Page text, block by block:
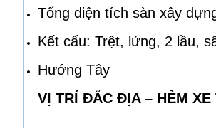
Tổng diện tích sàn xây
Kết cấu: Trệt, lửng, 2 lầu,
Hướng Tây
VỊ TRÍ ĐẮC ĐỊA – HẺM